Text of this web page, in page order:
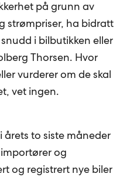
på grunn av
strømpriser, ha bidratt
i bilbutikken eller
Thorsen. Hvor
vurderer om de skal
vet ingen.
to siste måneder
og
og registrert nye biler